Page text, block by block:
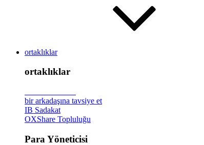
ortaklıklar
ortaklıklar
bir arkadaşına tavsiye et
IB Sadakat
OXShare Topluluğu
Para Yöneticisi